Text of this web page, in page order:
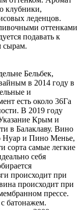
клубники,
леденцов.
оттенками
подавать к
сырам.
Бельбек,
в 2014 году в
и
есть около 36Га
В 2019 году
Крым и
в Балаклаву. Вино
Нуар и Пино Менье,
сорта самые легкие
себя
происходит при
происходит при
прессе.
батонажем.